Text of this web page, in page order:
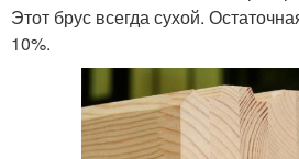
Этот брус всегда сухой.
10%.